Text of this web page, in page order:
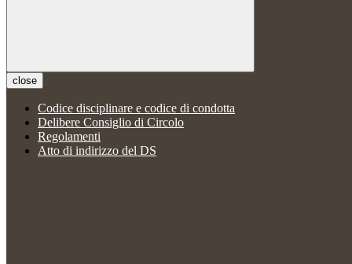
close
Codice disciplinare e codice di condotta
Delibere Consiglio di Circolo
Regolamenti
Atto di indirizzo del DS